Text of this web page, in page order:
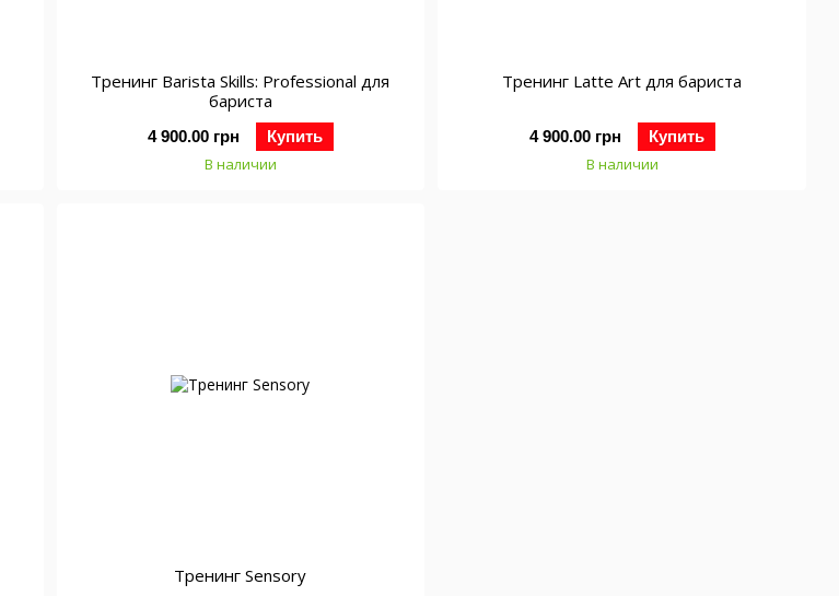
Тренинг Barista Skills: Professional для
бариста
4 900.00 грн Купить
В наличии
Тренинг Latte Art для бариста
4 900.00 грн Купить
В наличии
Тренинг Sensory